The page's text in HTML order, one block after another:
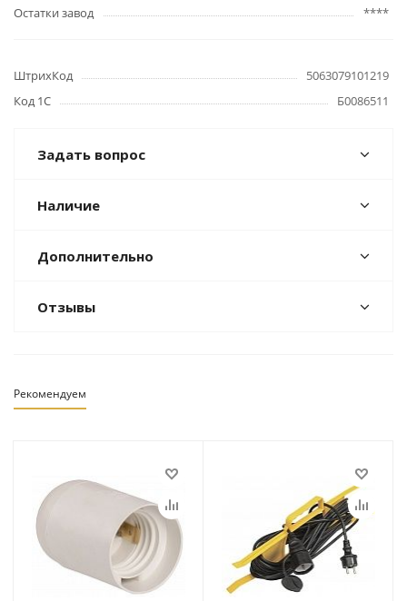
Остатки завод
****
ШтрихКод
5063079101219
Код 1С
Б0086511
Задать вопрос
Наличие
Дополнительно
Отзывы
Рекомендуем